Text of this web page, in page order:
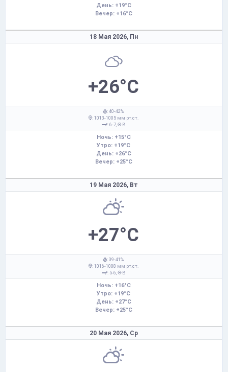
День: +19°C
Вечер: +16°C
18 Мая 2026, Пн
+26°C
: 40-42%
: 1013-1005 мм рт.ст.
: 6-7,
В
Ночь: +15°C
Утро: +19°C
День: +26°C
Вечер: +25°C
19 Мая 2026, Вт
+27°C
: 39-41%
: 1016-1008 мм рт.ст.
: 5-6,
В
Ночь: +16°C
Утро: +19°C
День: +27°C
Вечер: +25°C
20 Мая 2026, Ср